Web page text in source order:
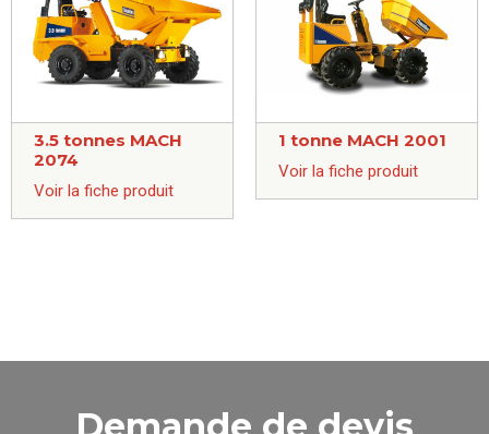
3.5 tonnes MACH
2074
Voir la fiche produit
1 tonne MACH 2001
Voir la fiche produit